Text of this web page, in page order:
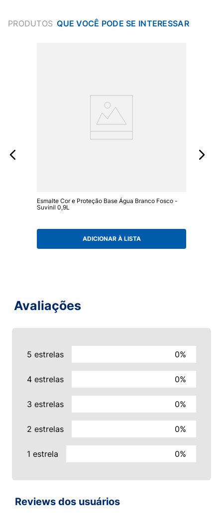
PRODUTOS
Esmalte Cor e Proteção Base Água Branco Fosco -
Suvinil 0,9L
ADICIONAR À LISTA
Avaliações
5 estrelas 0%
4 estrelas 0%
3 estrelas 0%
2 estrelas 0%
1 estrela 0%
Reviews dos usuários